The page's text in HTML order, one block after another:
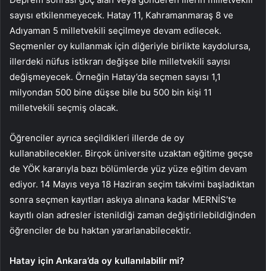
sayısı etkilenmeyecek. Hatay 11, Kahramanmaraş 8 ve
Adıyaman 5 milletvekili seçilmeye devam edilecek.
Seçmenler oy kullanmak için diğeriyle birlikte kaydolursa,
illerdeki nüfus istikrarı değişse bile milletvekili sayısı
değişmeyecek. Örneğin Hatay’da seçmen sayısı 1,1
milyondan 500 bine düşse bile bu 500 bin kişi 11
milletvekili seçmiş olacak.
Öğrenciler ayrıca seçildikleri illerde de oy
kullanabilecekler. Birçok üniversite uzaktan eğitime geçse
de YÖK kararıyla bazı bölümlerde yüz yüze eğitim devam
ediyor. 14 Mayıs veya 18 Haziran seçim takvimi başladıktan
sonra seçmen kayıtları askıya alınana kadar MERNİS’te
kayıtlı olan adresler istenildiği zaman değiştirilebildiğinden
öğrenciler de bu haktan yararlanabilecektir.
Hatay için Ankara’da oy kullanılabilir mi?